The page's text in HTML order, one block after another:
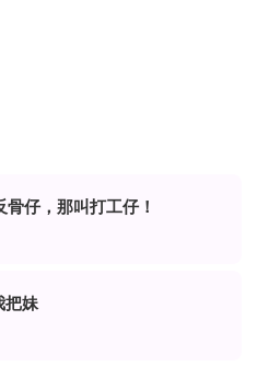
季
仔，那叫打工仔！
把妹